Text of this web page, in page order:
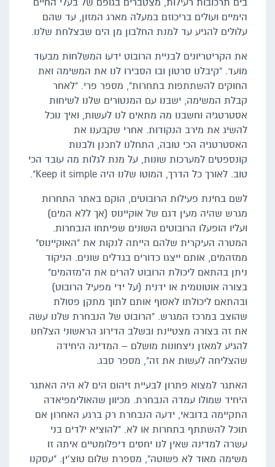
בים תרכובות רעילות, מצטברים בגופם של בעלי החיים
הימיים ועולים בריכוזם במעלה מארג המזון, עד שהם
עלולים להגיע עד למנת החלבון מן הים שבצלחת שלנו.
את הקריטריונים לבניית הרובוט ידעו המשלחות מבעוד
מועד. "קיבלנו סרטון ובו הסבירו לנו את המשימה ואת
החוקים להשתתפות בתחרות", מספר פרי. "לאחר
קבלת המשימה, ישבנו עם המנטורים שלנו לשיחות
אסטרטגיה וחשבנו מה מתאים לנו לעשות, ואיך נוכל
להשיג את מירב הנקודות. אחרי שקבענו את
האסטרטגיה הכי טובה, התחלנו לתכנן ולבנות
קונספטים למערכות שונות, על מנת לגלות מה עובד הכי
טוב. לאורך כל הדרך, המוטו שלנו היה Keep it simple".
לשם בחינת פעילות הרובוטים, הוקם באתר התחרות
מגרש שהיה מעין דגם של אוקיינוס (אך ללא המים)
ועליו הופעלו הרובוטים השונים שפיתחו הנבחרות.
המטרה העיקרית שלהם הייתה לנקות את "האוקיינוס"
ממזהמים, אותם ייצגו כדורים בגדלים שונים. הניקוד
ניתן בהתאם ליכולת הרובוט להרים את ה"מזהמים"
בצורה אוטונומית או ידנית (על ידי מפעיל הרובוט)
ובהתאם ליכולתו לאסוף אותם לתוך מתקן פסולת
שהוצב במרכז המגרש. "הרובוט של הנבחרת שלנו עשה
את זה בצורה מצטיינת ובשלב הדירוג הראשוני הצלחנו
להגיע למאזן ניצחונות מושלם – המדינה היחידה
שהצליחה לעשות את זה", מספר סבג.
האתגר למצוא פתרון לבעיית זיהום הים לא היה האתגר
היחיד שמולו עמדה הנבחרת. מכיוון שהאולימפיאדה
התקיימה בדובאי, ידעה הנבחרת רק ברגע האחרון אם
תוכל להשתתף בתחרות או לא. "להוציא ילדים בני
עשרה למדינה שאין לנו יחסים דיפלומטיים איתה זו
משימה מאוד לא פשוטה", מספרת שלום טוצ'ין. "עסקנו